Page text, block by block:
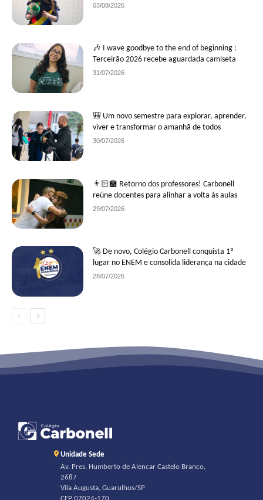
03/08/2026
🎶 I wave goodbye to the end of beginning :
Terceirão 2026 recebe aguardada camiseta
31/07/2026
🎒 Um novo semestre para explorar, aprender,
viver e transformar o amanhã de todos
30/07/2026
👨🏻‍🏫 Retorno dos professores! Carbonell
reúne docentes para alinhar a volta às aulas
29/07/2026
🚀 De novo, Colégio Carbonell conquista 1º
lugar no ENEM e consolida liderança na cidade
28/07/2026
Unidade Sede
Av. Pres. Humberto de Alencar Castelo Branco,
2687
Vila Augusta, Guarulhos/SP